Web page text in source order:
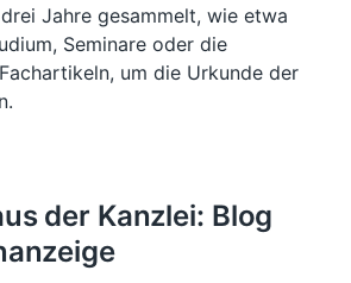
Jahre gesammelt, wie etwa
Seminare oder die
um die Urkunde der
der Kanzlei: Blog